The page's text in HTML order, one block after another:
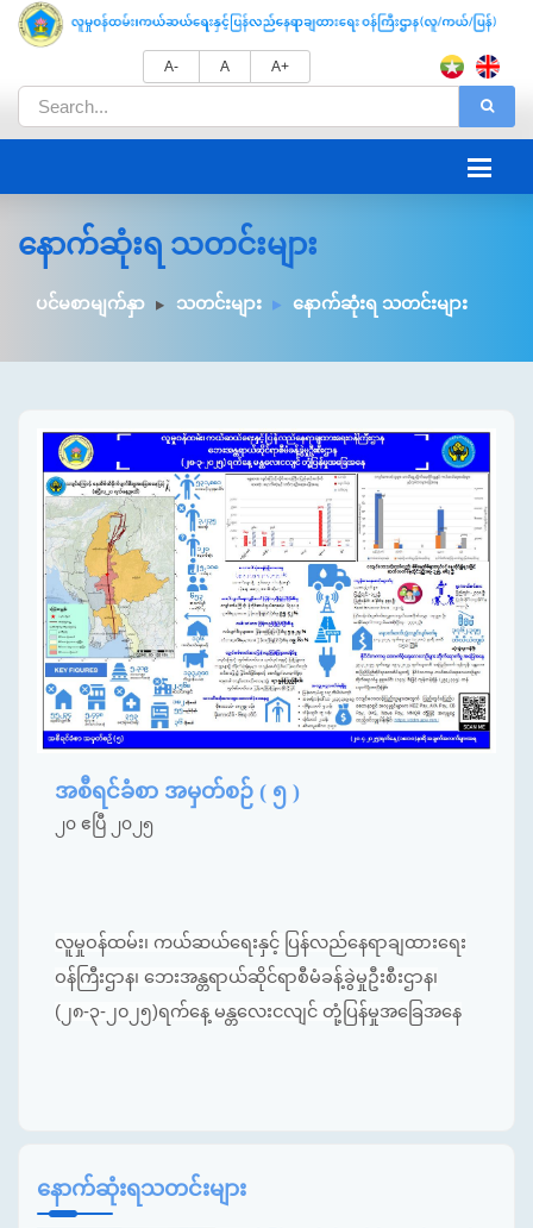
A- A A+
နောက်ဆုံးရ သတင်းများ
ပင်မစာမျက်နှာ သတင်းများ နောက်ဆုံးရ သတင်းများ
အစီရင်ခံစာ အမှတ်စဉ် ( ၅ )
၂၀ ဧပြီ ၂၀၂၅
လူမှုဝန်ထမ်း၊ ကယ်ဆယ်ရေးနှင့် ပြန်လည်နေရာချထားရေး
ဝန်ကြီးဌာန၊ ဘေးအန္တရာယ်ဆိုင်ရာစီမံခန့်ခွဲမှုဦးစီးဌာန၊
(၂၈-၃-၂၀၂၅)ရက်နေ့ မန္တလေးငလျင် တုံ့ပြန်မှုအခြေအနေ
နောက်ဆုံးရသတင်းများ